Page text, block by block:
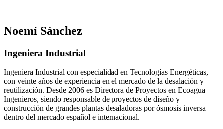
Noemí Sánchez
Ingeniera Industrial
Ingeniera Industrial con especialidad en Tecnologías Energéticas,
con veinte años de experiencia en el mercado de la desalación y
reutilización. Desde 2006 es Directora de Proyectos en Ecoagua
Ingenieros, siendo responsable de proyectos de diseño y
construcción de grandes plantas desaladoras por ósmosis inversa
dentro del mercado español e internacional.